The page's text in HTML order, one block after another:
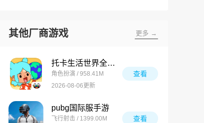
其他厂商游戏 更多 →
托卡生活世界全解锁版
角色扮演 / 958.41M
2026-08-06更新
查看
pubg国际服手游
飞行射击 / 1399.00M
查看